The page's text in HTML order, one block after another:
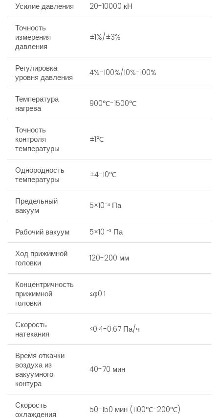
Усилие давления 20-10000 кН
Точность
измерения
давления
±1%/±3%
Регулировка
уровня давления
4%-100%/10%-100%
Температура
нагрева
900℃-1500℃
Точность
контроля
температуры
±1℃
Однородность
температуры
±4-10℃
Предельный
вакуум
5×10⁻⁴ Па
Рабочий вакуум 5×10 ⁻³ Па
Ход прижимной
головки
120-200 мм
Концентричность
прижимной
головки
≤φ0.1
Скорость
натекания
≤0.4-0.67 Па/ч
Время откачки
воздуха из
вакуумного
контура
40-70 мин
Скорость
охлаждения
50-150 мин (1100℃-200℃)